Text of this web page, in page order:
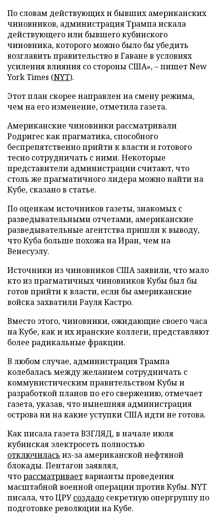
По словам действующих и бывших американских
чиновников, администрация Трампа искала
действующего или бывшего кубинского
чиновника, которого можно было бы убедить
возглавить правительство в Гаване в условиях
усиления влияния со стороны США», – пишет New
York Times (NYT).
Этот план скорее направлен на смену режима,
чем на его изменение, отметила газета.
Американские чиновники рассматривали
Родригес как прагматика, способного
беспрепятственно прийти к власти и готового
тесно сотрудничать с ними. Некоторые
представители администрации считают, что
столь же прагматичного лидера можно найти на
Кубе, сказано в статье.
По оценкам источников газеты, знакомых с
разведывательными отчетами, американские
разведывательные агентства пришли к выводу,
что Куба больше похожа на Иран, чем на
Венесуэлу.
Источники из чиновников США заявили, что мало
кто из прагматичных чиновников Кубы был бы
готов прийти к власти, если бы американские
войска захватили Рауля Кастро.
Вместо этого, чиновники, ожидающие своего часа
на Кубе, как и их иранские коллеги, представляют
более радикальные фракции.
В любом случае, администрация Трампа
колебалась между желанием сотрудничать с
коммунистическим правительством Кубы и
разработкой планов по его свержению, отмечает
газета, указав, что нынешняя администрация
острова ни на какие уступки США идти не готова.
Как писала газета ВЗГЛЯД, в начале июля
кубинская электросеть полностью
отключилась из-за американской нефтяной
блокады. Пентагон заявлял,
чторассматриваетварианты проведения
масштабной военной операции против Кубы. NYT
писала, что ЦРУсоздало секретную опергруппу по
подготовке революции на Кубе.